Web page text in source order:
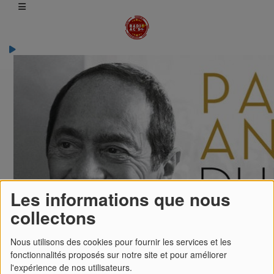
Les informations que nous
collectons
Nous utilisons des cookies pour fournir les services et les
fonctionnalités proposés sur notre site et pour améliorer
l'expérience de nos utilisateurs.
Equipes Aryles
Aryles
"Syphax club"